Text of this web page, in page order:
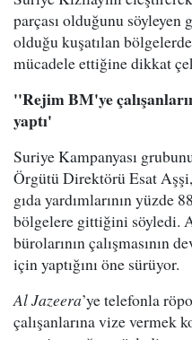
parçası olduğunu
olduğu kuşatılan
mücadele ettiğine dikkat
''Rejim BM'ye
yaptı'
Suriye Kampanyası
Örgütü Direktörü Esat Aşşi,
gıda yardımlarının
bölgelere gittiğini söyledi.
bürolarının çalışmasının
için yaptığını öne sürüyor.
Al Jazeera’ye telefonla
çalışanlarına vize vermek